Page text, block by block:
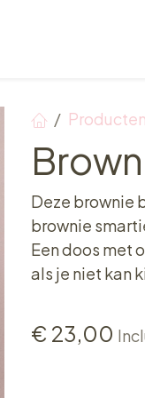
Producten
Deze brownie
brownie
Een doos met
als je niet kan
€ 23,00